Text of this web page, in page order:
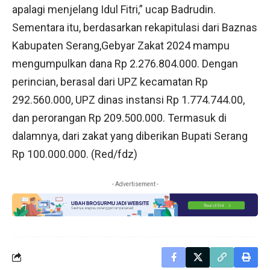
apalagi menjelang Idul Fitri,” ucap Badrudin.
Sementara itu, berdasarkan rekapitulasi dari Baznas
Kabupaten Serang,Gebyar Zakat 2024 mampu
mengumpulkan dana Rp 2.276.804.000. Dengan
perincian, berasal dari UPZ kecamatan Rp
292.560.000, UPZ dinas instansi Rp 1.774.744.00,
dan perorangan Rp 209.500.000. Termasuk di
dalamnya, dari zakat yang diberikan Bupati Serang
Rp 100.000.000. (Red/fdz)
- Advertisement -